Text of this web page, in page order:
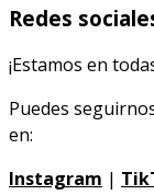
Redes
¡Estamos en
Puedes
en:
Instagram |